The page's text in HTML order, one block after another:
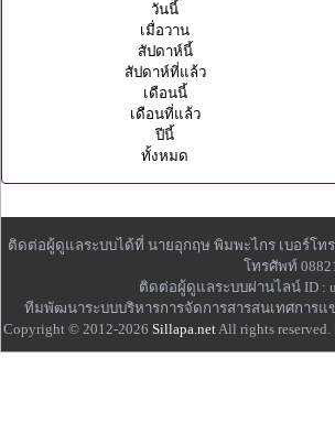
วันนี้
เมื่อวาน
สัปดาห์นี้
สัปดาห์ที่แล้ว
เดือนนี้
เดือนที่แล้ว
ปีนี้
ทั้งหมด
ติดต่อผู้ดูแลระบบได้ที่ นายอุกฤษ พิมพะไกร เบอร์โท
โทรศัพท์
ติดต่อผู้ดูแลระบบผ่านไลน์ ID :
ทีมพัฒนาระบบบริหารการจัดการสารสนเทศการ
Copyright © 2012-2026 Sillapa.netAll rights reserved.